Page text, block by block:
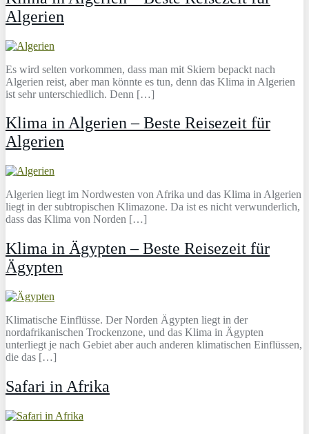
Algerien
Es wird selten vorkommen, dass man mit Skiern bepackt nach
Algerien reist, aber man könnte es tun, denn das Klima in Algerien
ist sehr unterschiedlich. Denn […]
Klima in Algerien – Beste Reisezeit für
Algerien
Algerien liegt im Nordwesten von Afrika und das Klima in Algerien
liegt in der subtropischen Klimazone. Da ist es nicht verwunderlich,
dass das Klima von Norden […]
Klima in Ägypten – Beste Reisezeit für
Ägypten
Klimatische Einflüsse. Der Norden Ägypten liegt in der
nordafrikanischen Trockenzone, und das Klima in Ägypten
unterliegt je nach Gebiet aber auch anderen klimatischen Einflüssen,
die das […]
Safari in Afrika